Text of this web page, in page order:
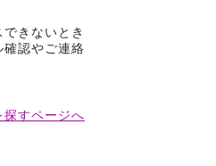
きないとき
認やご連絡
探すページへ